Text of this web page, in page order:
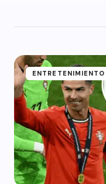
ENTRETENIMIENTO